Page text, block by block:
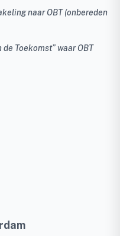
naar OBT (onbereden
Toekomst” waar OBT